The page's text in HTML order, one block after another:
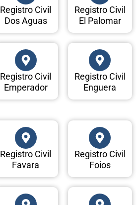
Registro Civil
Dos Aguas
Registro Civil
El Palomar
Registro Civil
Emperador
Registro Civil
Enguera
Registro Civil
Favara
Registro Civil
Foios